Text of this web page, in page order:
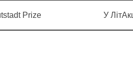
Prize У